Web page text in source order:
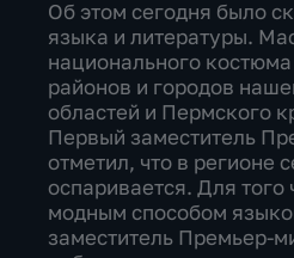
Об этом сегодня было
языка и литературы.
национального
районов и городов
областей и Пермского
Первый заместитель
отметил, что в регионе
оспаривается. Для
модным способом
заместитель Премьер-